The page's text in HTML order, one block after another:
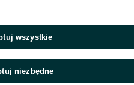
wszystkie
niezbędne